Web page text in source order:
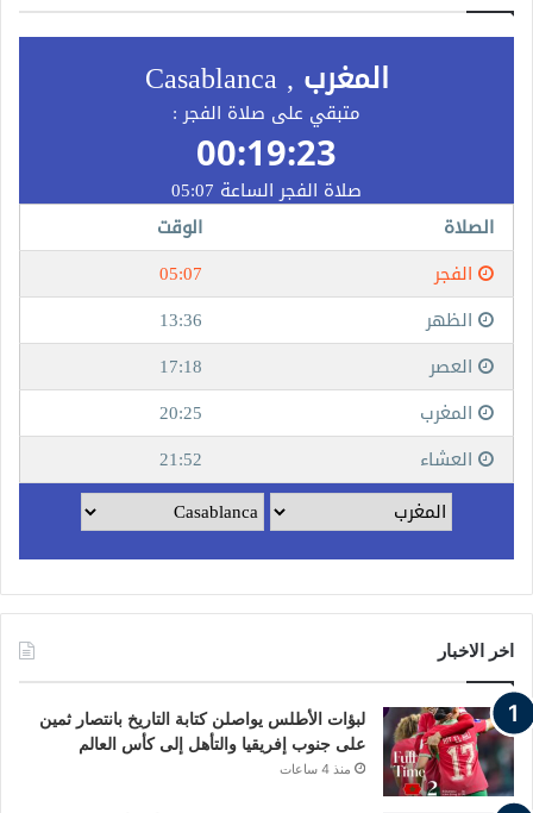
اخر الاخبار
لبؤات الأطلس يواصلن كتابة التاريخ بانتصار ثمين
على جنوب إفريقيا والتأهل إلى كأس العالم
منذ 4 ساعات